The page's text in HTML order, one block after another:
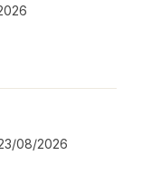
08/2026